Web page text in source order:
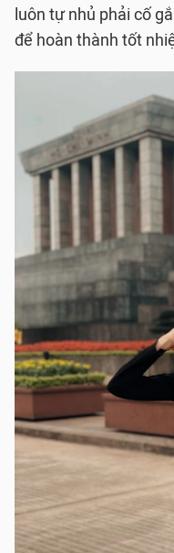
luôn tự nhủ phải cố
để hoàn thành tốt